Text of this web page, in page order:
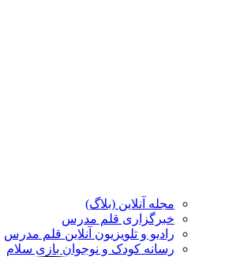
مجله آنلاین (بلاگ)
خبرگزاری قلم مدرس
رادیو و تلویزیون آنلاین قلم مدرس
رسانه کودک و نوجوان بازی سلام